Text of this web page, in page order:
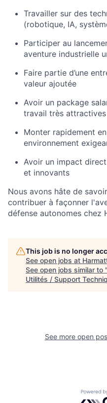
Travailler sur des
(robotique, IA,
Participer au
aventure industrielle
Faire partie d’une
valeur ajoutée
Avoir un package
travail très attractives
Monter rapidement
environnement
Avoir un impact
et innovants
Nous avons hâte de
contribuer à façonner
défense autonomes chez
This job is no longer
See open jobs at
See open jobs similar to "
Utilités / Support
See more open